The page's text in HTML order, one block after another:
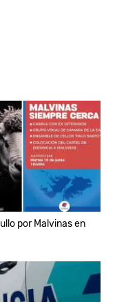
por Malvinas en